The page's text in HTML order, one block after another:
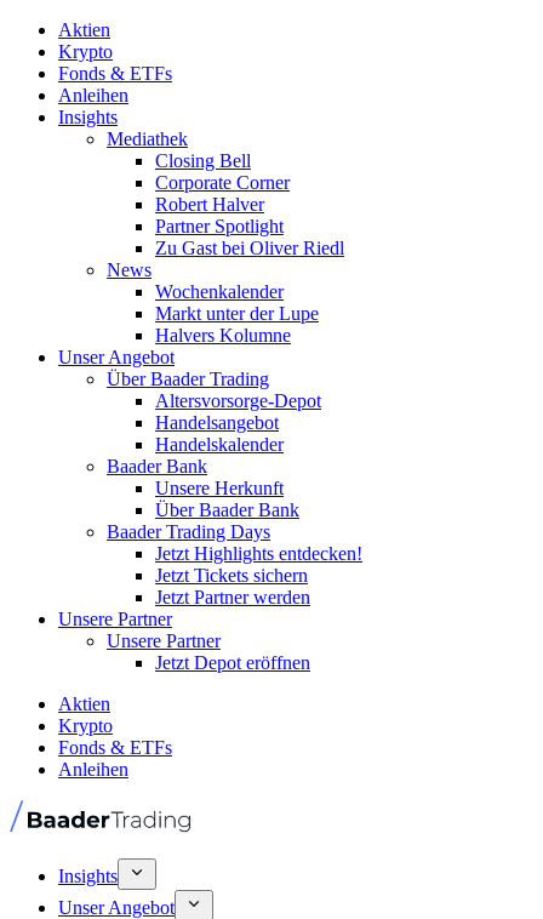
Aktien
Krypto
Fonds & ETFs
Anleihen
Insights
Mediathek
Closing Bell
Corporate Corner
Robert Halver
Partner Spotlight
Zu Gast bei Oliver Riedl
News
Wochenkalender
Markt unter der Lupe
Halvers Kolumne
Unser Angebot
Über Baader Trading
Altersvorsorge-Depot
Handelsangebot
Handelskalender
Baader Bank
Unsere Herkunft
Über Baader Bank
Baader Trading Days
Jetzt Highlights entdecken!
Jetzt Tickets sichern
Jetzt Partner werden
Unsere Partner
Unsere Partner
Jetzt Depot eröffnen
Aktien
Krypto
Fonds & ETFs
Anleihen
Insights
Unser Angebot